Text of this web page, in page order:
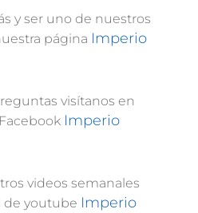
y ser uno de nuestros
página Imperio
visítanos en
Imperio
videos semanales
de youtube Imperio